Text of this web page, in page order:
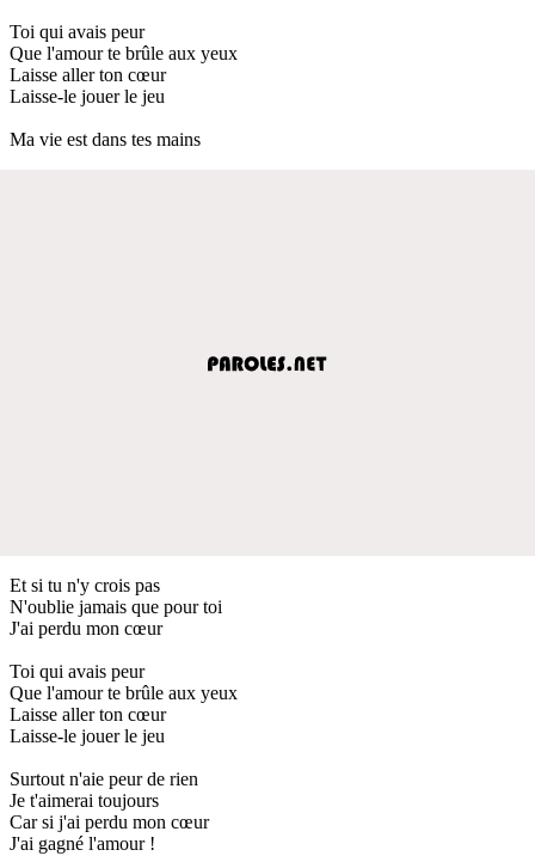
Toi qui avais peur
Que l'amour te brûle aux yeux
Laisse aller ton cœur
Laisse-le jouer le jeu
Ma vie est dans tes mains
Et si tu n'y crois pas
N'oublie jamais que pour toi
J'ai perdu mon cœur
Toi qui avais peur
Que l'amour te brûle aux yeux
Laisse aller ton cœur
Laisse-le jouer le jeu
Surtout n'aie peur de rien
Je t'aimerai toujours
Car si j'ai perdu mon cœur
J'ai gagné l'amour !